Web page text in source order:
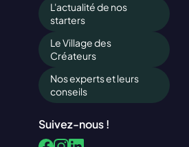
L'actualité de nos
starters
Le Village des
Créateurs
Nos experts et leurs
conseils
Suivez-nous !